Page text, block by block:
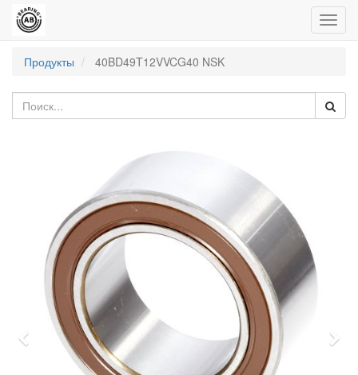
Продукты
40BD49T12VVCG40 NSK
Previous